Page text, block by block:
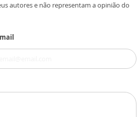
autores e não representam a opinião do